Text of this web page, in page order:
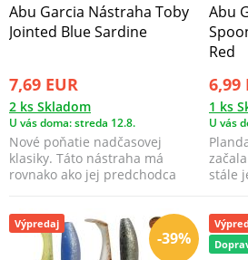
Abu Garcia Nástraha Toby
Jointed Blue Sardine
7,69 EUR
2 ks Skladom
U vás doma: streda 12.8.
Nové poňatie nadčasovej
klasiky. Táto nástraha má
rovnako ako jej predchodca
Abu
Red
6,99
1 ks
U vás
stále
-39%
Výpredaj